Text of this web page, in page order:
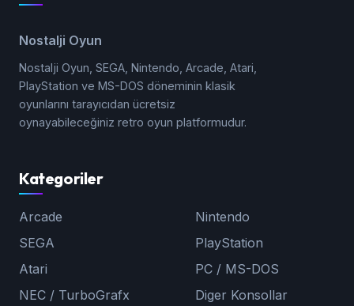
Nostalji Oyun
Nostalji Oyun, SEGA, Nintendo, Arcade, Atari,
PlayStation ve MS-DOS döneminin klasik
oyunlarını tarayıcıdan ücretsiz
oynayabileceğiniz retro oyun platformudur.
Kategoriler
Arcade
Nintendo
SEGA
PlayStation
Atari
PC / MS-DOS
NEC / TurboGrafx
Diger Konsollar